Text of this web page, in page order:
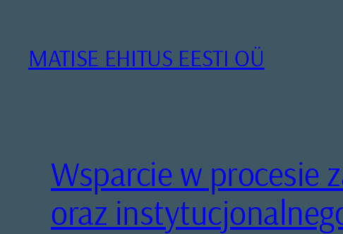
juurdeMATISE EHITUS EESTI OÜ
Wsparcie w procesie
oraz